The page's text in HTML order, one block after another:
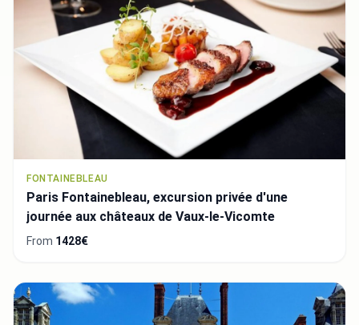
FONTAINEBLEAU
Paris Fontainebleau, excursion privée d'une
journée aux châteaux de Vaux-le-Vicomte
From 1428€